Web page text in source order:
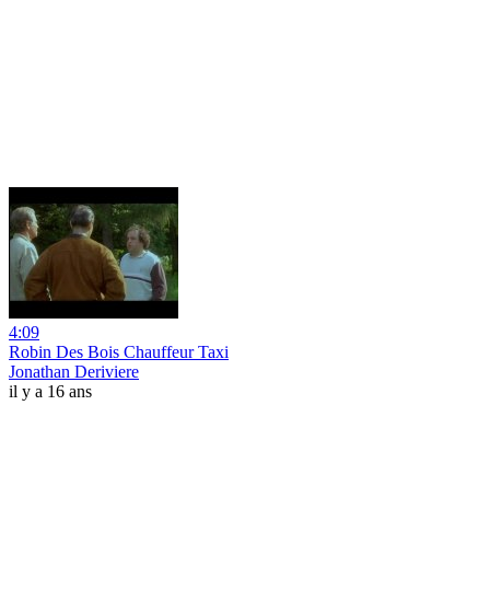
4:09
Robin Des Bois Chauffeur Taxi
Jonathan Deriviere
il y a 16 ans